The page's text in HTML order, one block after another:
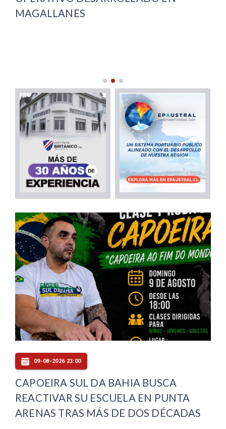
09-08-2026 23:00
CAPOEIRA SUL DA BAHIA BUSCA
REACTIVAR SU ESCUELA EN PUNTA
ARENAS TRAS MÁS DE DOS DÉCADAS